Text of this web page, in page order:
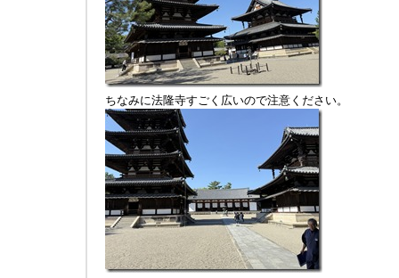
ちなみに法隆寺すごく広いので注意ください。